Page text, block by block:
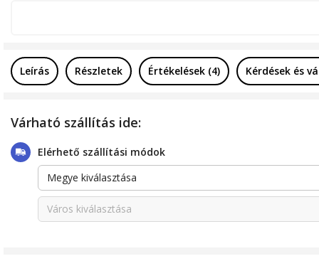
Várható szállítás ide:
Elérhető szállítási módok
Megye kiválasztása
Város kiválasztása
Leírás Részletek Értékelések (4) Kérdések és